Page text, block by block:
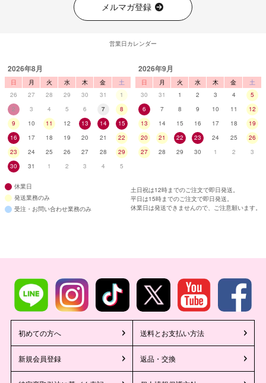
メルマガ登録
営業日カレンダー
2026年8月
日 月 火 水 木 金
土
26
27 28 29 30 31
1
2
3 4 5 6 7
8
9
10 11 12 13 14
15
16
17 18 19 20 21
22
23
24 25 26 27 28
29
30
31 1 2 3 4 5
2026年9月
日 月 火 水 木 金
土
30
31 1 2 3 4
5
6
7 8 9 10 11
12
13
14 15 16 17 18
19
20
21 22 23 24 25
26
27
28 29 30 1 2 3
休業日
発送業務のみ
受注・お問い合わせ業務のみ
土日祝は12時までのご注文で即日発送。
平日は15時までのご注文で即日発送。
休業日は発送できませんので、ご注意願います。
初めての方へ 送料とお支払い方法
新規会員登録 返品・交換